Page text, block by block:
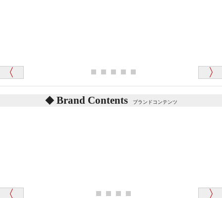
体をねかせたりおこしたりすると「グーグー」と鳴く
記載しておりますので、ぜひ探してみてください。
ディベアがいます。
「商品説明が細やかで丁寧であったことです」
Brand Contents ブランドコンテンツ